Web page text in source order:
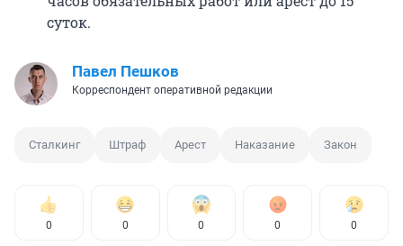
суток.
Павел Пешков
Корреспондент оперативной редакции
Сталкинг Штраф Арест Наказание Закон
0 0 0 0 0